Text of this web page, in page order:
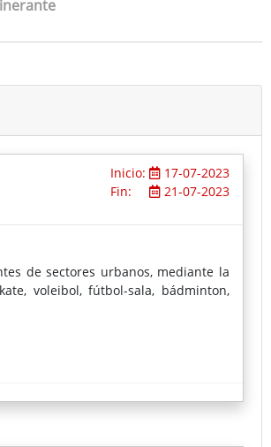
Inicio:
17-07-2023
Fin:
21-07-2023
de sectores urbanos, mediante la
voleibol, fútbol-sala, bádminton,